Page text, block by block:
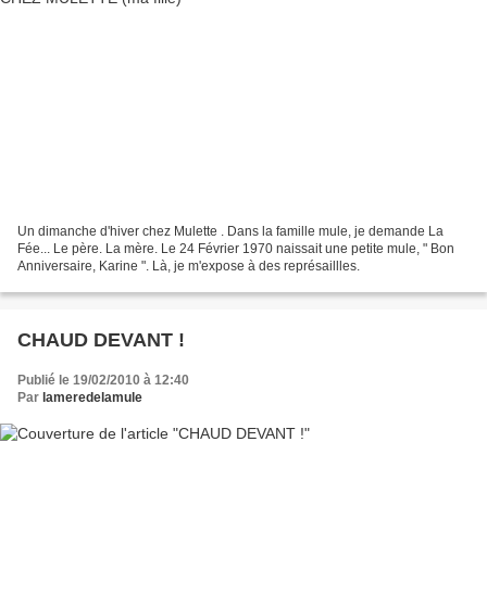
Un dimanche d'hiver chez Mulette . Dans la famille mule, je demande La
Fée... Le père. La mère. Le 24 Février 1970 naissait une petite mule, " Bon
Anniversaire, Karine ". Là, je m'expose à des représaillles.
CHAUD DEVANT !
Publié le 19/02/2010 à 12:40
Par lameredelamule